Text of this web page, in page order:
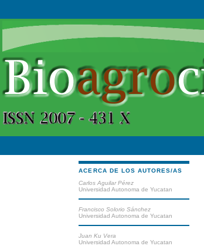
ACERCA DE LOS AUTORES/AS
Carlos Aguilar Pérez
Universidad Autonoma de Yucatan
Francisco Solorio Sánchez
Universidad Autonoma de Yucatan
Juan Ku Vera
Universidad Autonoma de Yucatan